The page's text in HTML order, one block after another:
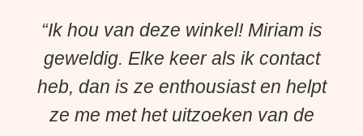
“Ik hou van deze winkel! Miriam is
geweldig. Elke keer als ik contact
heb, dan is ze enthousiast en helpt
ze me met het uitzoeken van de